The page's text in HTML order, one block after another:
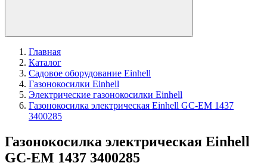
Главная
Каталог
Садовое оборудование Einhell
Газонокосилки Einhell
Электрические газонокосилки Einhell
Газонокосилка электрическая Einhell GC-EM 1437
3400285
Газонокосилка электрическая Einhell
GC-EM 1437 3400285